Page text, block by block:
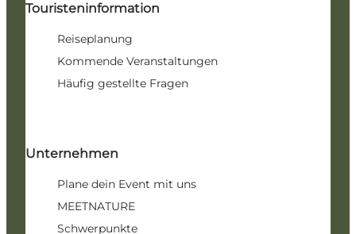
Touristeninformation
Reiseplanung
Kommende Veranstaltungen
Häufig gestellte Fragen
Unternehmen
Plane dein Event mit uns
MEETNATURE
Schwerpunkte